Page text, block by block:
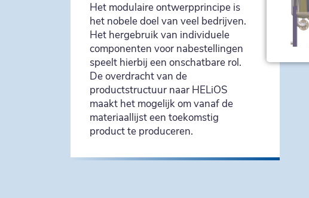
Het modulaire ontwerpprincipe is
het nobele doel van veel bedrijven.
Het hergebruik van individuele
componenten voor nabestellingen
speelt hierbij een onschatbare rol.
De overdracht van de
productstructuur naar HELiOS
maakt het mogelijk om vanaf de
materiaallijst een toekomstig
product te produceren.